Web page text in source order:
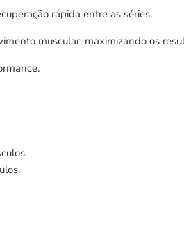
rápida entre as séries.
muscular, maximizando os